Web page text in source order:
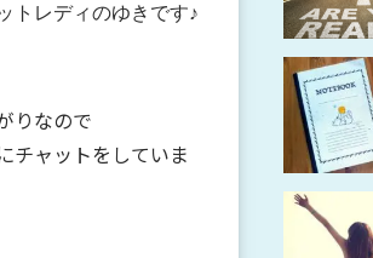
トレディのゆきです♪
りなので
チャットをしていま